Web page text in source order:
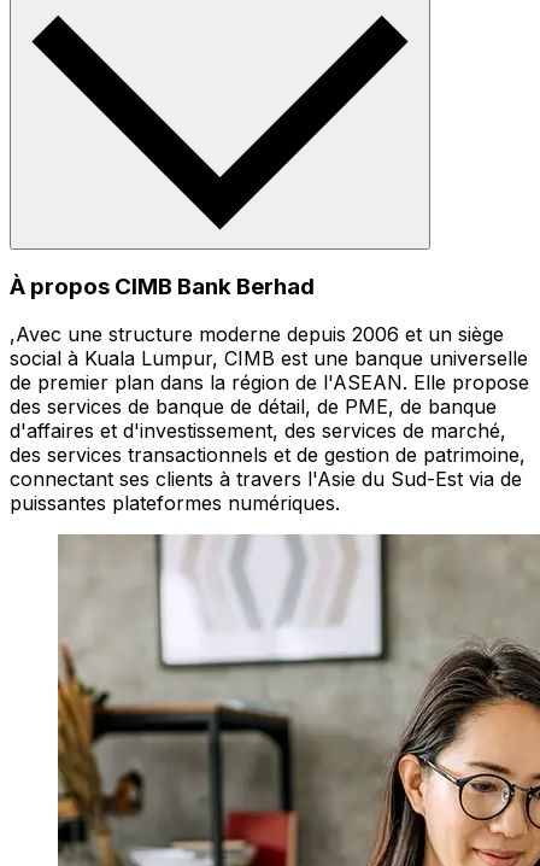
À propos CIMB Bank Berhad
,Avec une structure moderne depuis 2006 et un siège
social à Kuala Lumpur, CIMB est une banque universelle
de premier plan dans la région de l'ASEAN. Elle propose
des services de banque de détail, de PME, de banque
d'affaires et d'investissement, des services de marché,
des services transactionnels et de gestion de patrimoine,
connectant ses clients à travers l'Asie du Sud-Est via de
puissantes plateformes numériques.